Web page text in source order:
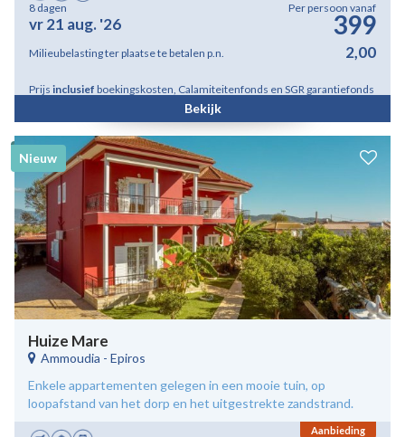
8 dagen
vr 21 aug. '26
Per persoon vanaf
399
Milieubelasting ter plaatse te betalen p.n. 2,00
Prijs inclusief boekingskosten, Calamiteitenfonds en SGR garantiefonds
Bekijk
Nieuw
Huize Mare
Ammoudia - Epiros
Enkele appartementen gelegen in een mooie tuin, op
loopafstand van het dorp en het uitgestrekte zandstrand.
Aanbieding